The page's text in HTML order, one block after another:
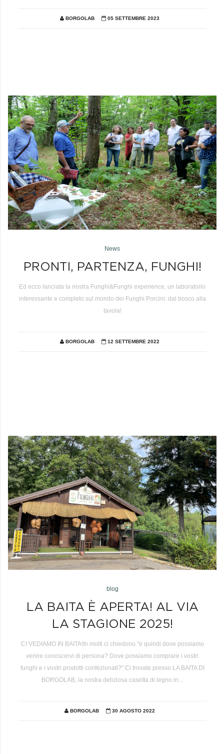
BORGOLAB 05 SETTEMBRE 2023
News
PRONTI, PARTENZA, FUNGHI!
Ed ecco lanciata la nostra Funghi&Funghi experience, un laboratorio
interessante e completo sul mondo dei Funghi Porcini: dal bosco alla
tavola!
BORGOLAB 12 SETTEMBRE 2022
blog
LA BAITA È APERTA! AL VIA
LA STAGIONE 2025!
CI VEDIAMO IN BAITA!In molti ci chiedono "e quindi dove possiamo
venire conoscervi di persona? Dove possiamo comprare i vostri
funghi e i vostri prodotti confezionati?".Ci trovate presso LA BAITA DI
BORGOLAB, la nostra deliziosa casetta di legno in...
BORGOLAB 30 AGOSTO 2022